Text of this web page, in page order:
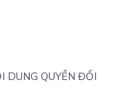
DUNG QUYỀN ĐỐI